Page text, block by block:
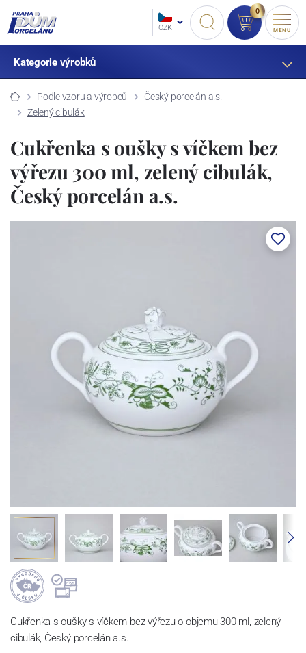
CZK
0
MENU
Kategorie výrobků
Podle vzoru a výrobců
Český porcelán a.s.
Zelený cibulák
Cukřenka s oušky s víčkem bez
výřezu 300 ml, zelený cibulák,
Český porcelán a.s.
Cukřenka s oušky s víčkem bez výřezu o objemu 300 ml, zelený
cibulák, Český porcelán a.s.